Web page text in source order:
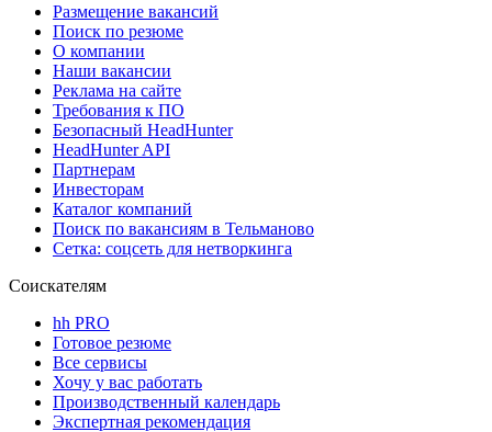
Размещение вакансий
Поиск по резюме
О компании
Наши вакансии
Реклама на сайте
Требования к ПО
Безопасный HeadHunter
HeadHunter API
Партнерам
Инвесторам
Каталог компаний
Поиск по вакансиям в Тельманово
Сетка: соцсеть для нетворкинга
Соискателям
hh PRO
Готовое резюме
Все сервисы
Хочу у вас работать
Производственный календарь
Экспертная рекомендация